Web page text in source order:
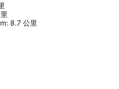
: 8.7 公里